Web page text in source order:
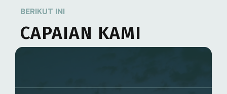
BERIKUT INI
CAPAIAN KAMI